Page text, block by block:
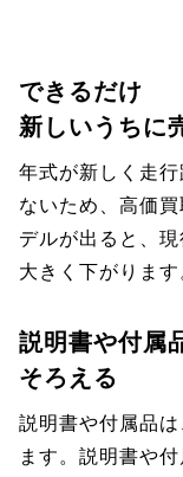
できるだけ
新しいうちに
年式が新しく走
ないため、高価
デルが出ると、
大きく下がります
説明書や付属
そろえる
説明書や付属品
ます。説明書や